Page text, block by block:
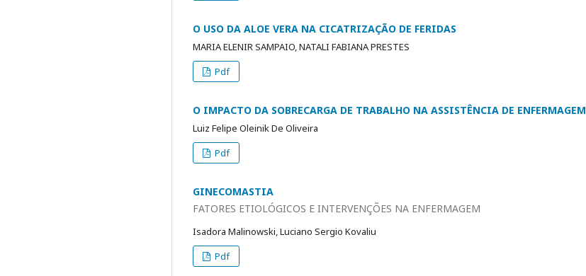
O USO DA ALOE VERA NA CICATRIZAÇÃO DE FERIDAS
MARIA ELENIR SAMPAIO, NATALI FABIANA PRESTES
Pdf
O IMPACTO DA SOBRECARGA DE TRABALHO NA ASSISTÊNCIA DE ENFERMAGEM
Luiz Felipe Oleinik De Oliveira
Pdf
GINECOMASTIA
FATORES ETIOLÓGICOS E INTERVENÇÕES NA ENFERMAGEM
Isadora Malinowski, Luciano Sergio Kovaliu
Pdf